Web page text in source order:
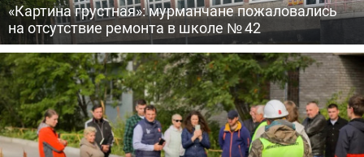
«Картина грустная»: мурманчане пожаловались
на отсутствие ремонта в школе № 42